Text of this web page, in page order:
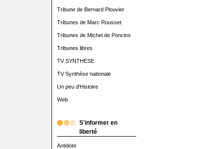
Tribune de Bernard Plouvier
Tribunes de Marc Rousset
Tribunes de Michel de Poncins
Tribunes libres
TV SYNTHESE
TV Synthèse nationale
Un peu d'Histoire
Web
S'informer en
liberté
Antidote